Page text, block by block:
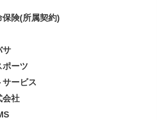
険(所属契約)
サ
ポーツ
ービス
社